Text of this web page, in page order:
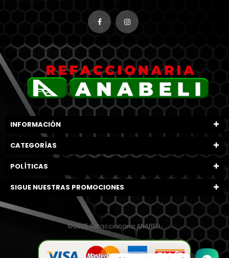
INFORMACIÓN
CATEGORÍAS
POLÍTICAS
SIGUE NUESTRAS PROMOCIONES
©2025 Refaccionaria ANABELI.